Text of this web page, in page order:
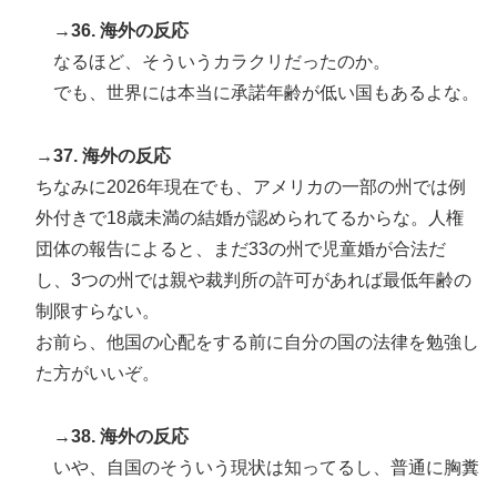
→36. 海外の反応
なるほど、そういうカラクリだったのか。
でも、世界には本当に承諾年齢が低い国もあるよな。
→37. 海外の反応
ちなみに2026年現在でも、アメリカの一部の州では例
外付きで18歳未満の結婚が認められてるからな。人権
団体の報告によると、まだ33の州で児童婚が合法だ
し、3つの州では親や裁判所の許可があれば最低年齢の
制限すらない。
お前ら、他国の心配をする前に自分の国の法律を勉強し
た方がいいぞ。
→38. 海外の反応
いや、自国のそういう現状は知ってるし、普通に胸糞